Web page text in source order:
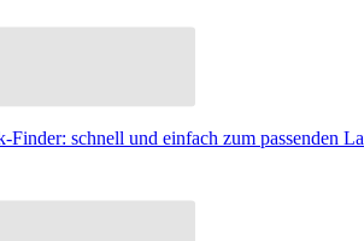
Finder: schnell und einfach zum passenden